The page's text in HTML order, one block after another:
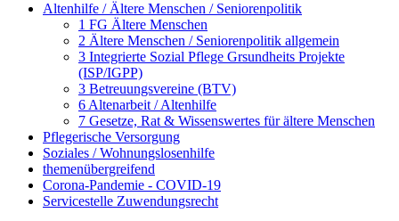
Altenhilfe / Ältere Menschen / Seniorenpolitik
1 FG Ältere Menschen
2 Ältere Menschen / Seniorenpolitik allgemein
3 Integrierte Sozial Pflege Grsundheits Projekte
(ISP/IGPP)
3 Betreuungsvereine (BTV)
6 Altenarbeit / Altenhilfe
7 Gesetze, Rat & Wissenswertes für ältere Menschen
Pflegerische Versorgung
Soziales / Wohnungslosenhilfe
themenübergreifend
Corona-Pandemie - COVID-19
Servicestelle Zuwendungsrecht